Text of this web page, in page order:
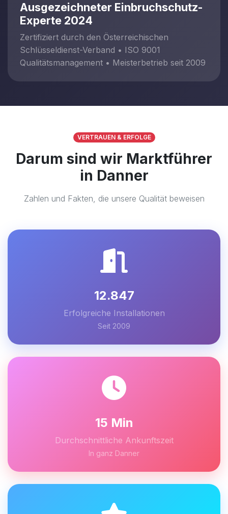
Ausgezeichneter Einbruchschutz-
Experte 2024
Zertifiziert durch den Österreichischen
Schlüsseldienst-Verband • ISO 9001
Qualitätsmanagement • Meisterbetrieb seit 2009
VERTRAUEN & ERFOLGE
Darum sind wir Marktführer
in Danner
Zahlen und Fakten, die unsere Qualität beweisen
12.847
Erfolgreiche Installationen
Seit 2009
15 Min
Durchschnittliche Ankunftszeit
In ganz Danner